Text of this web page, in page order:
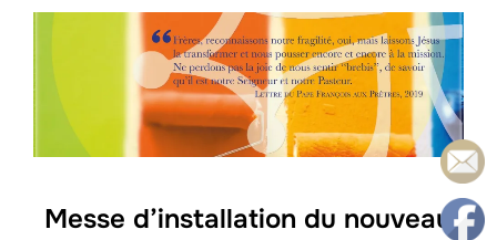
Messe d’installation du nouveau